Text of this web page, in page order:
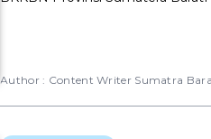
Author : Content Writer Sumatra